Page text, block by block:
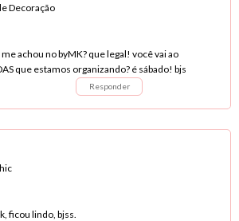
Decoração
achou no byMK? que legal! você vai ao
que estamos organizando? é sábado! bjs
Responder
ficou lindo, bjss.